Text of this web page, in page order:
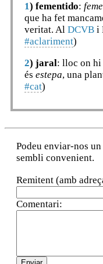
1) fementido:
que ha fet
veritat. Al DCVB i
#aclariment)
2) jaral: lloc on hi
és estepa, una
#cat)
Podeu enviar-nos
sembli convenient.
Remitent (amb
Comentari: